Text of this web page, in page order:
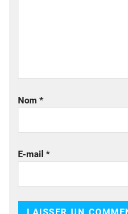
Nom *
E-mail *